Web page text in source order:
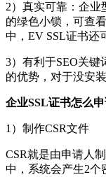
2）真实可靠：企业
的绿色小锁，可查
中，EV SSL证书还
3）有利于SEO关键
的优势，对于没安
企业SSL证书怎么
1）制作CSR文件
CSR就是由申请人
中，系统会产生2个